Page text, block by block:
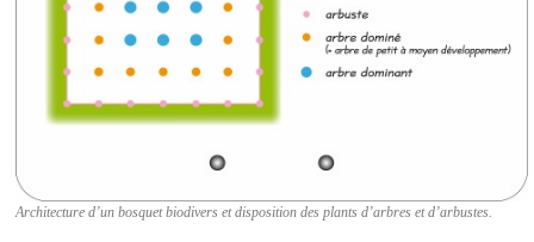
Architecture d’un bosquet biodivers et disposition des plants d’arbres et d’arbustes.